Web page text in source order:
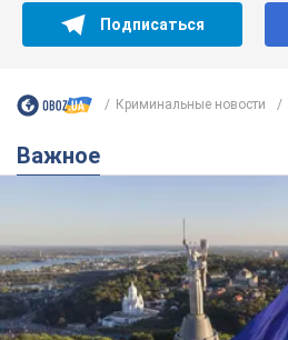
Подписаться
Криминальные новости
Важное